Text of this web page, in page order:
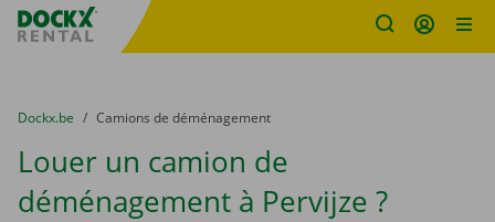
sitename
You are here:
du
Dockx.be to
Camions de déménagement
Louer un camion de
déménagement à Pervijze ?